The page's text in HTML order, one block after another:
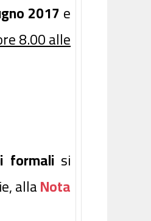
2017e
8.00 alle
formalisi
allaNota